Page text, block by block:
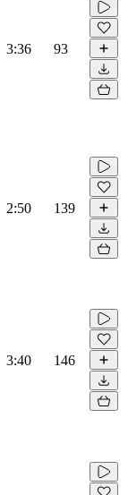
3:36 93
2:50 139
3:40 146